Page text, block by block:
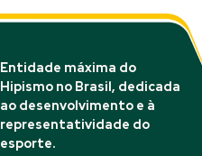
Entidade máxima do
Hipismo no Brasil, dedicada
ao desenvolvimento e à
representatividade do
esporte.